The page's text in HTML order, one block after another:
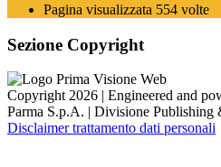
Pagina visualizzata 554 volte
Sezione Copyright
Copyright 2026 | Engineered and
Parma S.p.A. | Divisione
Disclaimer trattamento dati personali